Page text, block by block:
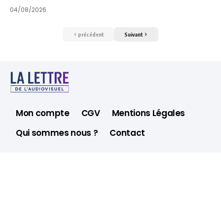
04/08/2026
précédent Suivant
Mon compte CGV
Mentions Légales
Qui sommes nous ?
Contact